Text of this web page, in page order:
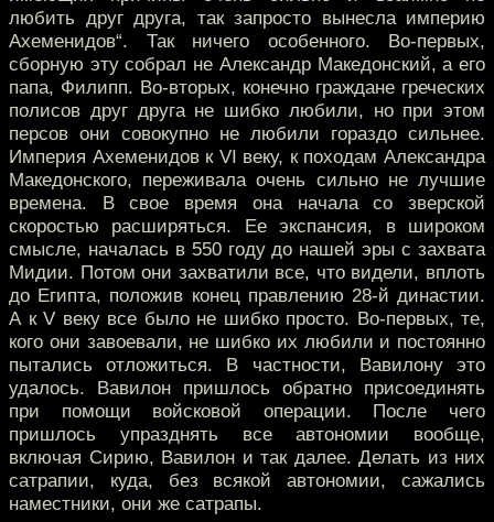
любить друг друга, так запросто вынесла империю
Ахеменидов“. Так ничего особенного. Во-первых,
сборную эту собрал не Александр Македонский, а его
папа, Филипп. Во-вторых, конечно граждане греческих
полисов друг друга не шибко любили, но при этом
персов они совокупно не любили гораздо сильнее.
Империя Ахеменидов к VI веку, к походам Александра
Македонского, переживала очень сильно не лучшие
времена. В свое время она начала со зверской
скоростью расширяться. Ее экспансия, в широком
смысле, началась в 550 году до нашей эры с захвата
Мидии. Потом они захватили все, что видели, вплоть
до Египта, положив конец правлению 28-й династии.
А к V веку все было не шибко просто. Во-первых, те,
кого они завоевали, не шибко их любили и постоянно
пытались отложиться. В частности, Вавилону это
удалось. Вавилон пришлось обратно присоединять
при помощи войсковой операции. После чего
пришлось упразднять все автономии вообще,
включая Сирию, Вавилон и так далее. Делать из них
сатрапии, куда, без всякой автономии, сажались
наместники, они же сатрапы.